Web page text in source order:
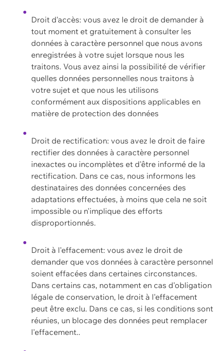
Droit d'accès: vous avez le droit de demander à
tout moment et gratuitement à consulter les
données à caractère personnel que nous avons
enregistrées à votre sujet lorsque nous les
traitons. Vous avez ainsi la possibilité de vérifier
quelles données personnelles nous traitons à
votre sujet et que nous les utilisons
conformément aux dispositions applicables en
matière de protection des données
Droit de rectification: vous avez le droit de faire
rectifier des données à caractère personnel
inexactes ou incomplètes et d'être informé de la
rectification. Dans ce cas, nous informons les
destinataires des données concernées des
adaptations effectuées, à moins que cela ne soit
impossible ou n'implique des efforts
disproportionnés.
Droit à l'effacement: vous avez le droit de
demander que vos données à caractère personnel
soient effacées dans certaines circonstances.
Dans certains cas, notamment en cas d'obligation
légale de conservation, le droit à l'effacement
peut être exclu. Dans ce cas, si les conditions sont
réunies, un blocage des données peut remplacer
l'effacement..